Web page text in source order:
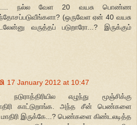
நல்ல வேள 20 வயசு பொண்ண
(ஒருவேள ஏன் 40 வயசு
வருத்தப் படுறாரோ...? இருக்கும்
17 January 2012 at 10:47
எழுந்து மூஞ்சிக்கு
காட்டுறாங்க. அந்த சீன் பெண்களை
இருக்கே...? பெண்களை கிண்டலடித்த